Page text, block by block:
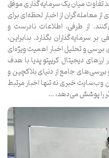
تفاوت میان یک سرمایه‌گذاری موفق
معامله‌گران از اخبار لحظه‌ای برای
از طرفی، اطلاعات نادرست و
بر سرمایه‌گذاران بگذارد. بنابراین،
و تحلیل اخبار اهمیت ویژه‌ای
ارزهای دیجیتال کریپتو پدیا با هدف
جامع از دنیای بلاکچین و
وب‌سایت خبری نه تنها اخبار مرتبط
را پوشش می‌دهد، …